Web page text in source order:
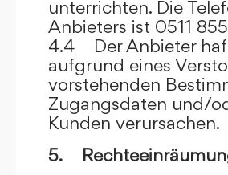
unterrichten. Die
Anbieters ist 0511
4.4 Der Anbieter
aufgrund eines
vorstehenden
Zugangsdaten und/
Kunden verursachen.
5.